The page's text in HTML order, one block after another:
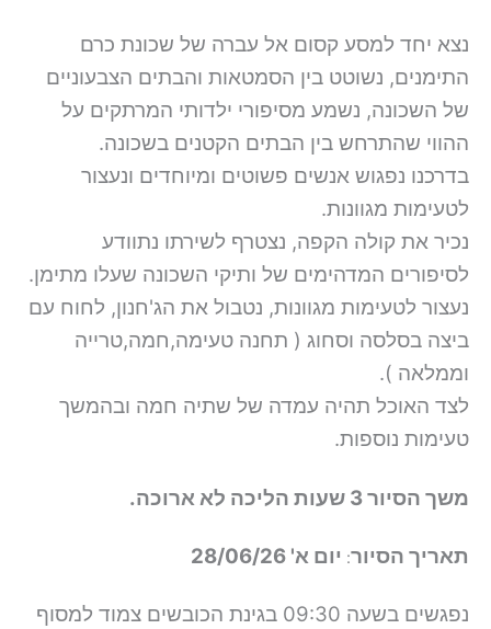
נצא יחד למסע קסום אל עברה של שכונת כרם
התימנים, נשוטט בין הסמטאות והבתים הצבעוניים
של השכונה, נשמע מסיפורי ילדותי המרתקים על
ההווי שהתרחש בין הבתים הקטנים בשכונה.
בדרכנו נפגוש אנשים פשוטים ומיוחדים ונעצור
לטעימות מגוונות.
נכיר את קולה הקפה, נצטרף לשירתו נתוודע
לסיפורים המדהימים של ותיקי השכונה שעלו מתימן.
נעצור לטעימות מגוונות, נטבול את הג'חנון, לחוח עם
ביצה בסלסה וסחוג ( תחנה טעימה,חמה,טרייה
וממלאה ).
לצד האוכל תהיה עמדה של שתיה חמה ובהמשך
טעימות נוספות.
משך הסיור 3 שעות הליכה לא ארוכה.
תאריך הסיור: יום א' 28/06/26
נפגשים בשעה 09:30 בגינת הכובשים צמוד למסוף